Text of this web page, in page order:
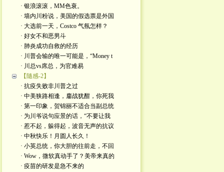
· 银浪滚滚，MM色衰。
· 墙内川粉说，美国的假选票是外国
· 大选前一天，Costco 气氛怎样？
· 好女不和恶男斗
· 肺炎成功自救的经历
· 川普会输的唯一可能是，“Money t
· 川总vs席总，为官难易
【隨感-2】
· 抗疫失败非川普之过
· 中美狭路相逢，鏖战犹酣，你死我
· 第一印象，贺锦丽不适合当副总统
· 为川爷说句应景的话，“不要让我
· 惹不起，躲得起，波音无声的抗议
· 中秋快乐！月圆人长久！
· 小英总统，你大胆的往前走，不回
· Wow，微软真动手了？美帝来真的
· 疫苗的研发是急不来的